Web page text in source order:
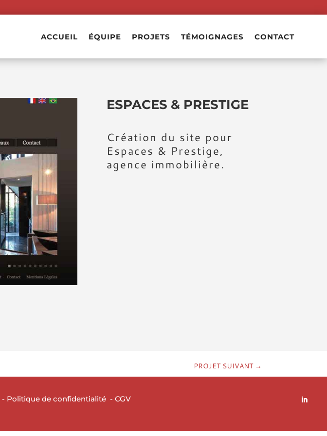
ACCUEIL ÉQUIPE PROJETS TÉMOIGNAGES CONTACT
ESPACES & PRESTIGE
Création du site pour
Espaces & Prestige,
agence immobilière.
PROJET SUIVANT→
- Politique de confidentialité -CGV